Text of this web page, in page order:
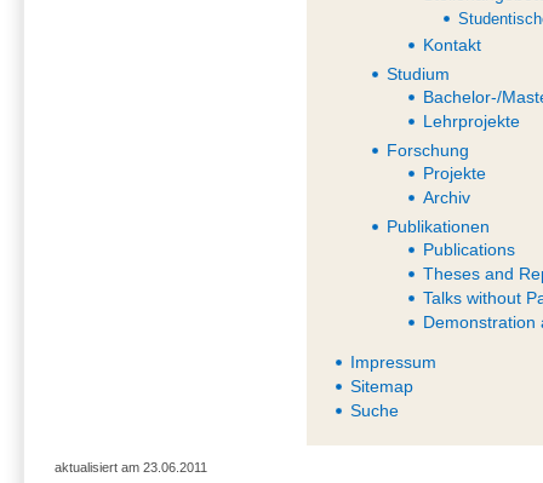
Kontakt
Studium
Bachelor-/
Lehrprojekte
Forschung
Projekte
Archiv
Publikationen
Publications
Theses and
Talks without
Demonstration
Impressum
Sitemap
Suche
aktualisiert am 23.06.2011